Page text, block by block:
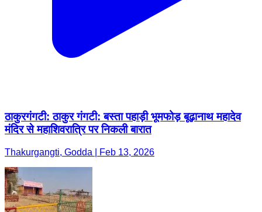
ठाकुरगंगटी: ठाकुर गंगटी: बस्ता पहाड़ी भूमफोड़ बूढ़ानाथ महादेव
मंदिर से महाशिवरात्रि पर निकली बारात
Thakurgangti, Godda | Feb 13, 2026